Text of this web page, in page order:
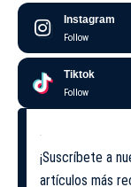
Instagram
Follow
Tiktok
Follow
¡Suscríbete a
artículos más